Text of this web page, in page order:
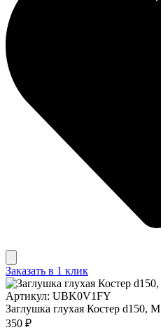
Заказать в 1 клик
Артикул: UBK0V1FY
Заглушка глухая Костер d150, М
350 ₽